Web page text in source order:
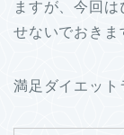
ますが、今回
せないでおきま
満足ダイエット